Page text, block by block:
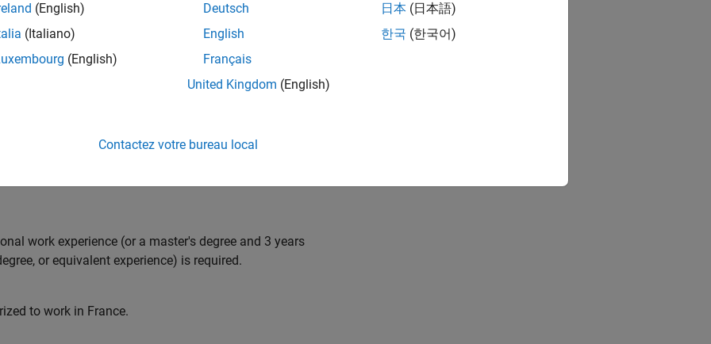
team from start to finish by influencing
and testability thereby ensuring high quality
developers throughout the design phase
automation
and effectiveness (Coverage, Code completeness)
work experience (or a master's degree and 3 years
or equivalent experience) is required.
to work in France.
(English)
(Italiano)
(English)
Deutsch
English
Français
United Kingdom (English)
日本 (日本語)
한국 (한국어)
Contactez votre bureau local